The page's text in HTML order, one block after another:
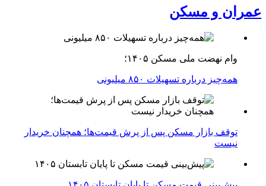
عمران و مسکن
وام نهضت ملی مسکن ۱۴۰۵؛
همه‌چیز درباره تسهیلات ۸۵۰ میلیونی
توقف بازار مسکن پس از پرش قیمت‌ها؛ همچنان خریدار
نیست